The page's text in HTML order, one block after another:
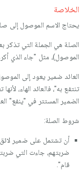
الخلاصة
يحتاج الاسم الموصول إلى
الصلة هي الجملة التي
الموصول)، مثل "جاء الذي
العائد ضمير يعود إلى
تنتفع به"، فالعائد الهاء،
الضمير المستتر في "ينفع"
شروط الصلة:
أن تشتمل على ضمير لائق
ضربتهم، جاءت التي
قام".